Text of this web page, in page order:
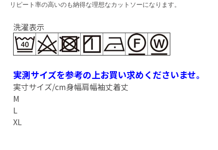
リピート率の高いのも納得な理想なカットソーになります。
洗濯表示
実測サイズを参考の上お買い求めくださいませ。
実寸サイズ/cm身幅肩幅袖丈着丈
M
L
XL